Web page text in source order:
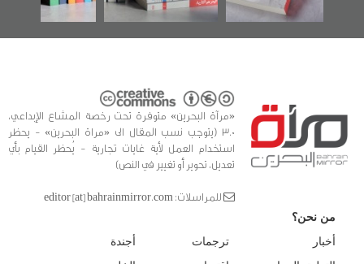
«مرآة البحرين» متوفرة تحت رخصة المشاع الإبداعي،
3.0 (يتوجب نسب المقال الى «مراة البحرين» - يحظر
استخدام العمل لأية غايات تجارية - يُحظر القيام بأي
تعديل، تحوير أو تغيير في النص)
للمراسلات: editor [at] bahrainmirror.com
من نحن؟
أخبار
ترجمات
أجندة